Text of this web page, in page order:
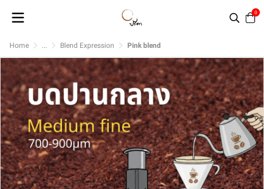
0
Home ... Blend Expression Pink blend